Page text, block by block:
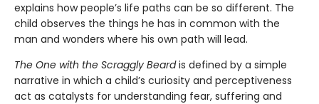
explains how people’s life paths can be so different. The
child observes the things he has in common with the
man and wonders where his own path will lead.
The One with the Scraggly Beardis defined by a simple
narrative in which a child’s curiosity and perceptiveness
act as catalysts for understanding fear, suffering and